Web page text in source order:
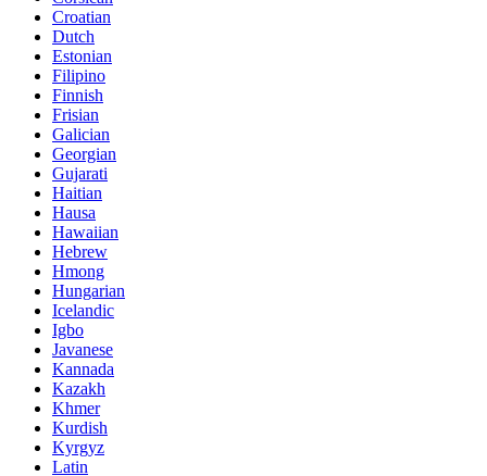
Croatian
Dutch
Estonian
Filipino
Finnish
Frisian
Galician
Georgian
Gujarati
Haitian
Hausa
Hawaiian
Hebrew
Hmong
Hungarian
Icelandic
Igbo
Javanese
Kannada
Kazakh
Khmer
Kurdish
Kyrgyz
Latin